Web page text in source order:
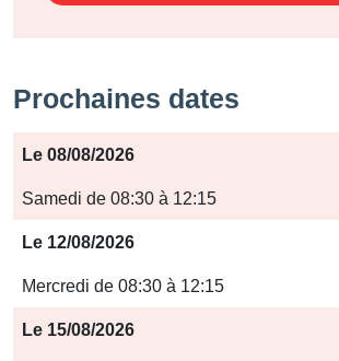
Prochaines dates
Période
Jours
Horaires
Le 08/08/2026
Samedi de 08:30 à 12:15
Le 12/08/2026
Mercredi de 08:30 à 12:15
Le 15/08/2026